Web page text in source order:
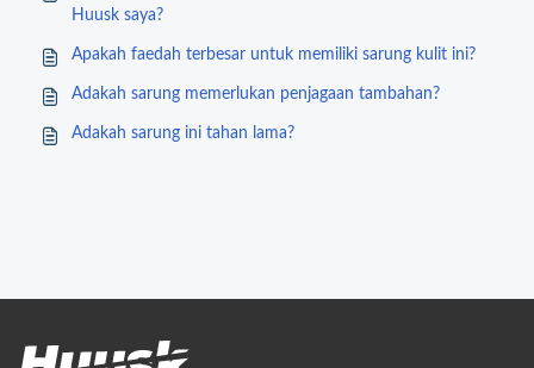
Huusk saya?
Apakah faedah terbesar untuk memiliki sarung kulit ini?
Adakah sarung memerlukan penjagaan tambahan?
Adakah sarung ini tahan lama?